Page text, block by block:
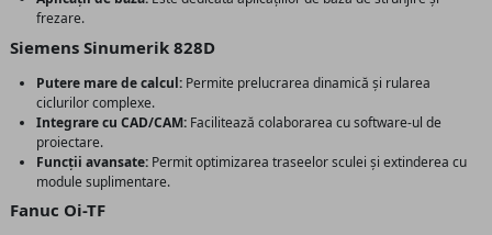
frezare.
Siemens Sinumerik 828D
Putere mare de calcul: Permite prelucrarea dinamică și rularea
ciclurilor complexe.
Integrare cu CAD/CAM: Facilitează colaborarea cu software-ul de
proiectare.
Funcții avansate: Permit optimizarea traseelor sculei și extinderea cu
module suplimentare.
Fanuc Oi-TF